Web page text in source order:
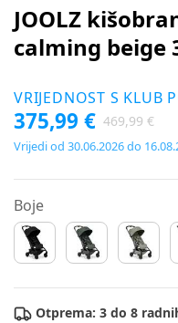
JOOLZ
calming beige
VRIJEDNOST S KLUB
375,99 € 469,99 €
Vrijedi od 30.06.2026 do
Boje
Otprema: 3 do 8